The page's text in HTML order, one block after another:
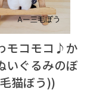
モコモコ♪か
いぐるみのぼ
猫ぼう))